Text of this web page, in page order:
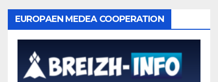
EUROPAEN MEDEA COOPERATION